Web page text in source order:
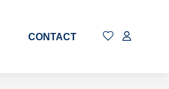
CONTACT